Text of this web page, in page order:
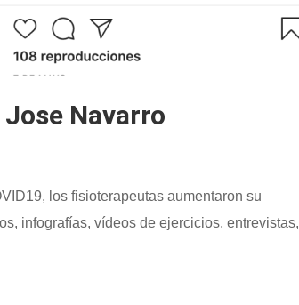
Navarro
los fisioterapeutas aumentaron su
infografías, vídeos de ejercicios, entrevistas,